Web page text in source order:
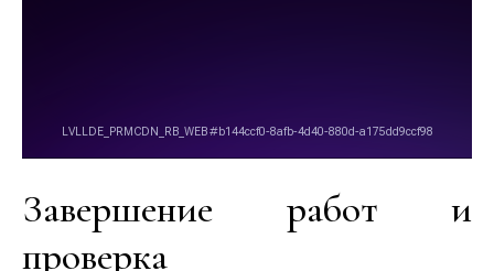
Завершение работ и
проверка